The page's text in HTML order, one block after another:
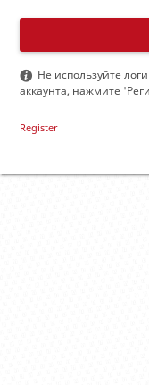
Не используйте
аккаунта, нажмите
Register